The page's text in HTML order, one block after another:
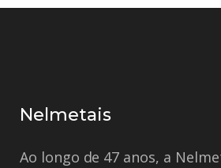
Nelmetais
Ao longo de 47 anos, a